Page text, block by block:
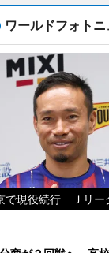
ワールドフォトニ
で現役続行 Ｊリー